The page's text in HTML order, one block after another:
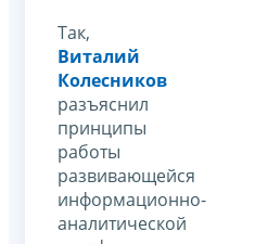
Так,
Виталий
Колесников
разъяснил
принципы
работы
развивающейся
информационно-
аналитической